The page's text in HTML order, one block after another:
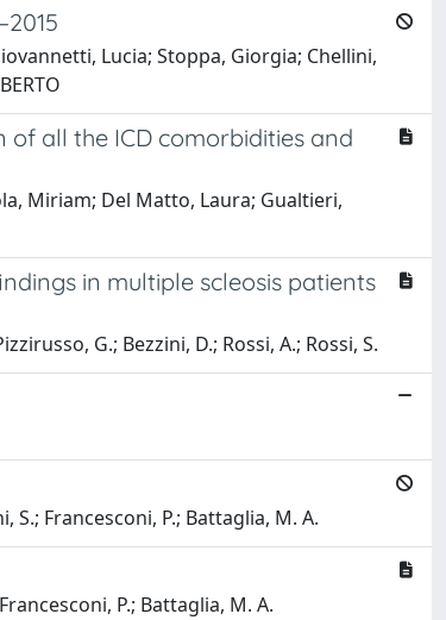
Lucia; Stoppa, Giorgia; Chellini,
all the ICD comorbidities and
Miriam; Del Matto, Laura; Gualtieri,
in multiple scleosis patients
G.; Bezzini, D.; Rossi, A.; Rossi, S.
S.; Francesconi, P.; Battaglia, M. A.
P.; Battaglia, M. A.